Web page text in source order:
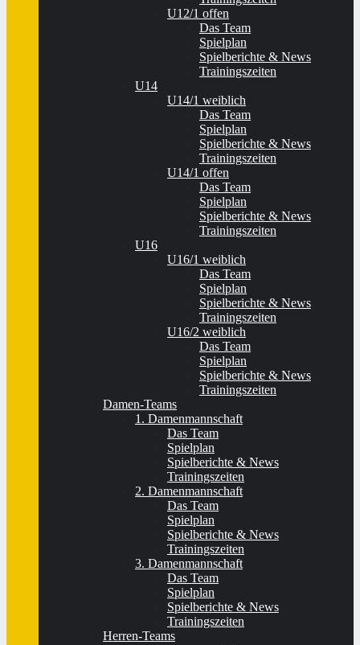
U12/1 offen
Das Team
Spielplan
Spielberichte & News
Trainingszeiten
U14
U14/1 weiblich
Das Team
Spielplan
Spielberichte & News
Trainingszeiten
U14/1 offen
Das Team
Spielplan
Spielberichte & News
Trainingszeiten
U16
U16/1 weiblich
Das Team
Spielplan
Spielberichte & News
Trainingszeiten
U16/2 weiblich
Das Team
Spielplan
Spielberichte & News
Trainingszeiten
Damen-Teams
1. Damenmannschaft
Das Team
Spielplan
Spielberichte & News
Trainingszeiten
2. Damenmannschaft
Das Team
Spielplan
Spielberichte & News
Trainingszeiten
3. Damenmannschaft
Das Team
Spielplan
Spielberichte & News
Trainingszeiten
Herren-Teams